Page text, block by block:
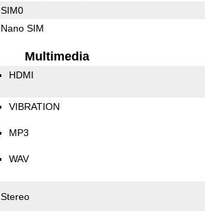
SIM0
Nano SIM
Multimedia
HDMI
VIBRATION
MP3
WAV
Stereo